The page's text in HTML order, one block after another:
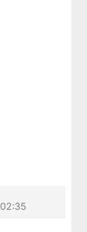
02:35